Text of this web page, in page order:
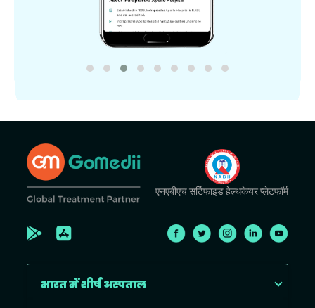
एनएबीएच सर्टिफाइड हेल्थकेयर प्लेटफॉर्म
भारत में शीर्ष अस्पताल